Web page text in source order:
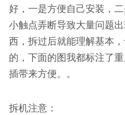
好，一是方便自己安装，
小触点弄断导致大量问题
西，拆过后就能理解基本
的，下面的图我都标注了
插带来方便。。
拆机注意：